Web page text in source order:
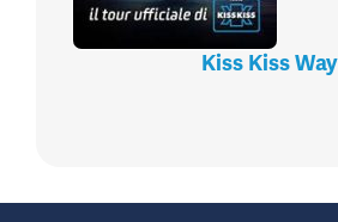
Kiss Kiss Way